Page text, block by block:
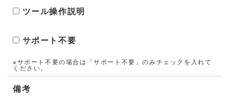
ツール操作説明
サポート不要
※サポート不要の場合は「サポート不要」のみチェックを入れて
ください。
備考